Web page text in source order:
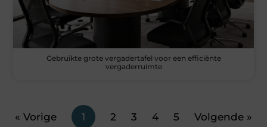
Gebruikte grote vergadertafel voor een efficiënte
vergaderruimte
« Vorige 1 2 3 4 5 Volgende »